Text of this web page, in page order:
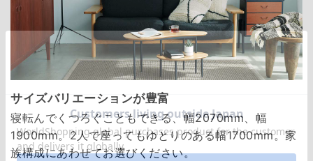
サイズバリエーションが豊富
寝転んでくつろぐこともできる、幅2070mm、幅
1900mm。2人で座ってもゆとりのある幅1700mm。家
族構成にあわせてお選びください。